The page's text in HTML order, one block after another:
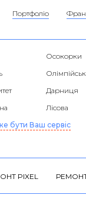
Портфоліо
Осокорки
Дарниця
Лісова
бути Ваш сервіс
PIXEL